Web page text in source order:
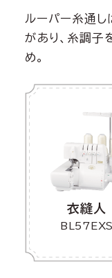
ルーパー糸通し
があり、糸調子
め。
衣縫人
BL57EXS